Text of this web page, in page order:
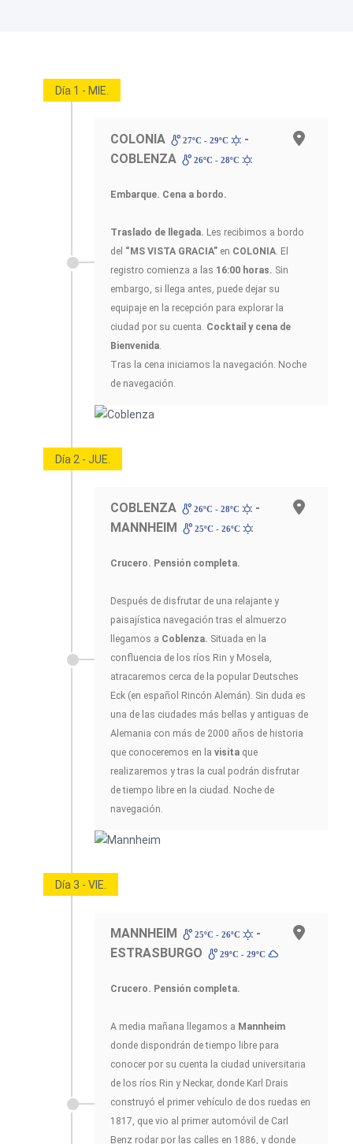
Día 1 - MIE.
COLONIA 27ºC - 29ºC
-
COBLENZA
26ºC - 28ºC
Embarque. Cena a bordo.
Traslado de llegada. Les recibimos a bordo
del “MS VISTA GRACIA” en COLONIA . El
registro comienza a las 16:00 horas. Sin
embargo, si llega antes, puede dejar su
equipaje en la recepción para explorar la
ciudad por su cuenta. Cocktail y cena de
Bienvenida
Tras la cena iniciamos la navegación. Noche
de navegación.
Día 2 - JUE.
COBLENZA 26ºC - 28ºC
-
MANNHEIM
25ºC - 26ºC
Crucero. Pensión completa.
Después de disfrutar de una relajante y
paisajística navegación tras el almuerzo
llegamos a Coblenza. Situada en la
confluencia de los ríos Rin y Mosela,
atracaremos cerca de la popular Deutsches
Eck (en español Rincón Alemán). Sin duda es
una de las ciudades más bellas y antiguas de
Alemania con más de 2000 años de historia
que conoceremos en la visita que
realizaremos y tras la cual podrán disfrutar
de tiempo libre en la ciudad. Noche de
navegación.
Día 3 - VIE.
MANNHEIM 25ºC - 26ºC
-
ESTRASBURGO
29ºC - 29ºC
Crucero. Pensión completa.
A media mañana llegamos a Mannheim
donde dispondrán de tiempo libre para
conocer por su cuenta la ciudad universitaria
de los ríos Rin y Neckar, donde Karl Drais
construyó el primer vehículo de dos ruedas en
1817, que vio al primer automóvil de Carl
Benz rodar por las calles en 1886, y donde